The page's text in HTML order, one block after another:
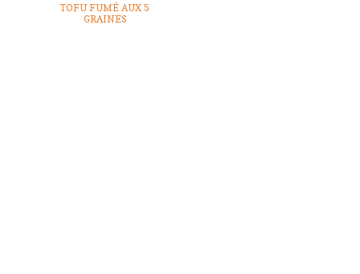
TOFU FUMÉ AUX 5
GRAINES